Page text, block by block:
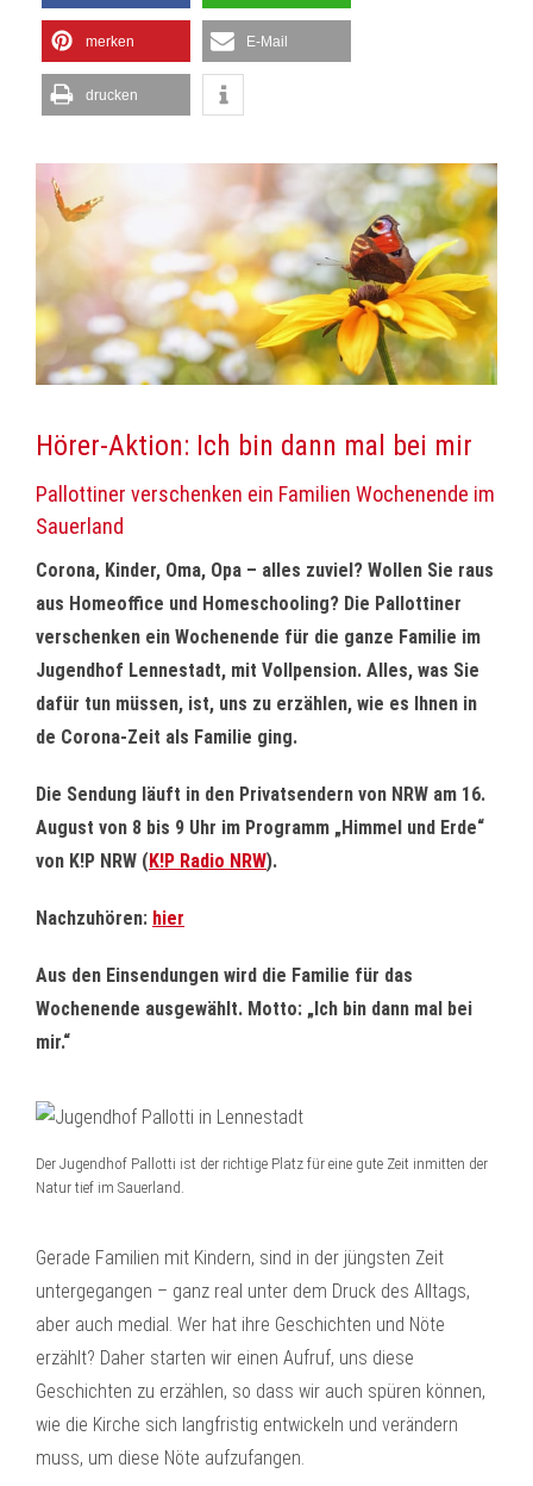
merken E-Mail
drucken
Hörer-Aktion: Ich bin dann mal bei mir
Pallottiner verschenken ein Familien Wochenende im
Sauerland
Corona, Kinder, Oma, Opa – alles zuviel? Wollen Sie raus
aus Homeoffice und Homeschooling? Die Pallottiner
verschenken ein Wochenende für die ganze Familie im
Jugendhof Lennestadt, mit Vollpension. Alles, was Sie
dafür tun müssen, ist, uns zu erzählen, wie es Ihnen in
de Corona-Zeit als Familie ging.
Die Sendung läuft in den Privatsendern von NRW am 16.
August von 8 bis 9 Uhr im Programm „Himmel und Erde“
von K!P NRW ( K!P Radio NRW).
Nachzuhören: hier
Aus den Einsendungen wird die Familie für das
Wochenende ausgewählt. Motto: „Ich bin dann mal bei
mir.“
Der Jugendhof Pallotti ist der richtige Platz für eine gute Zeit inmitten der
Natur tief im Sauerland.
Gerade Familien mit Kindern, sind in der jüngsten Zeit
untergegangen – ganz real unter dem Druck des Alltags,
aber auch medial. Wer hat ihre Geschichten und Nöte
erzählt? Daher starten wir einen Aufruf, uns diese
Geschichten zu erzählen, so dass wir auch spüren können,
wie die Kirche sich langfristig entwickeln und verändern
muss, um diese Nöte aufzufangen.